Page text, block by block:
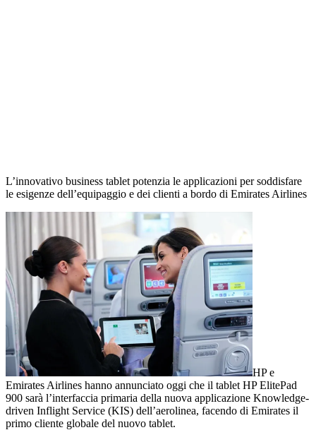
L’innovativo business tablet potenzia le applicazioni per soddisfare
le esigenze dell’equipaggio e dei clienti a bordo di Emirates Airlines
HP e
Emirates Airlines hanno annunciato oggi che il tablet HP ElitePad
900 sarà l’interfaccia primaria della nuova applicazione Knowledge-
driven Inflight Service (KIS) dell’aerolinea, facendo di Emirates il
primo cliente globale del nuovo tablet.